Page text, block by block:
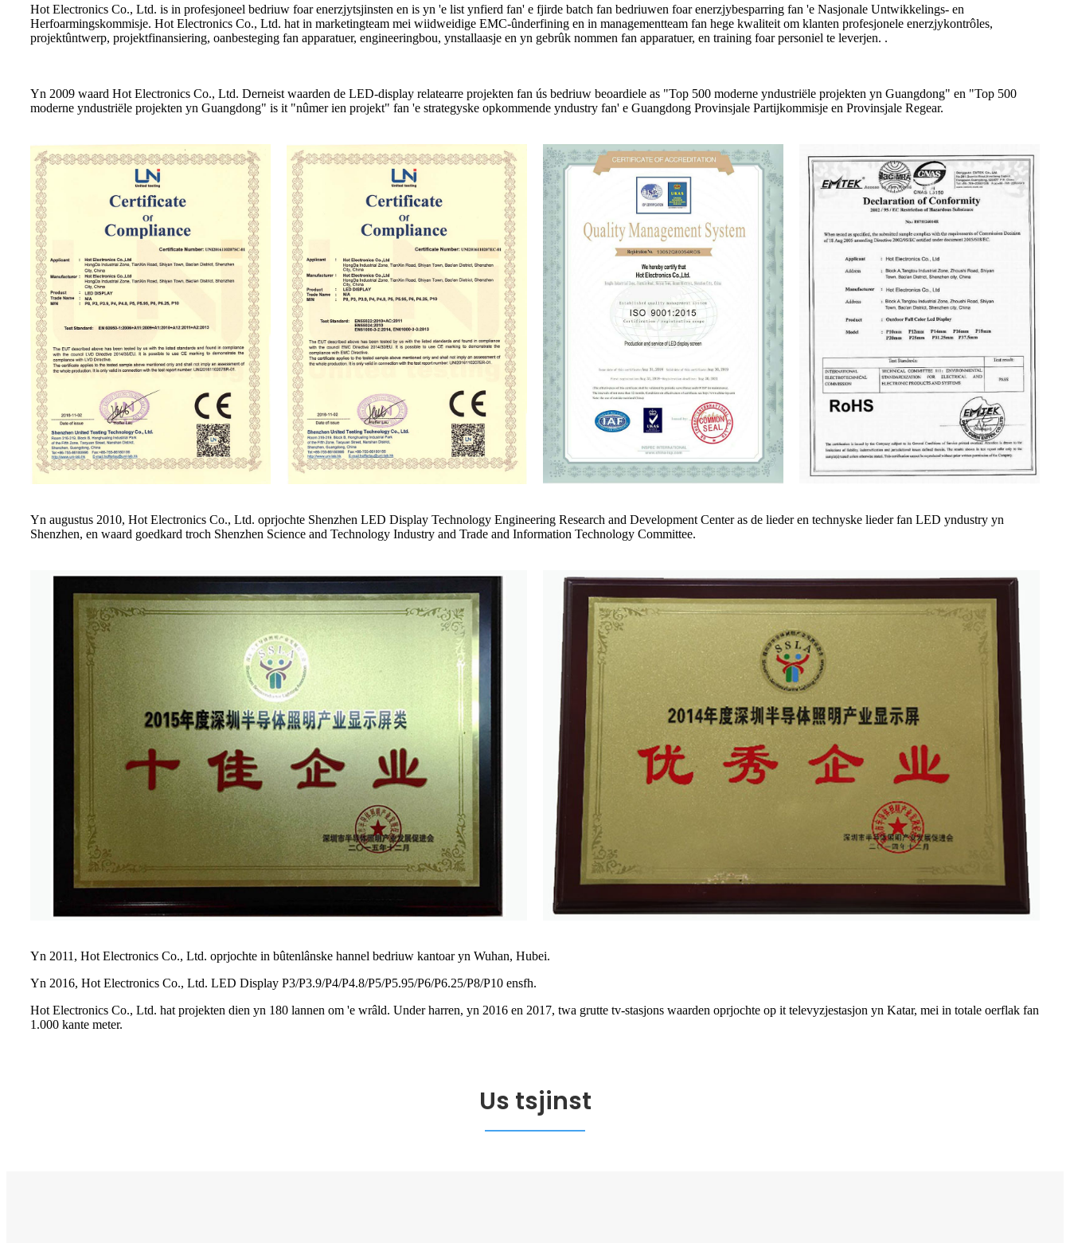
Hot Electronics Co., Ltd. is in profesjoneel bedriuw foar enerzjytsjinsten en is yn 'e list ynfierd fan' e fjirde batch fan bedriuwen foar enerzjybesparring fan 'e Nasjonale Untwikkelings- en
Herfoarmingskommisje. Hot Electronics Co., Ltd. hat in marketingteam mei wiidweidige EMC-ûnderfining en in managementteam fan hege kwaliteit om klanten profesjonele enerzjykontrôles,
projektûntwerp, projektfinansiering, oanbesteging fan apparatuer, engineeringbou, ynstallaasje en yn gebrûk nommen fan apparatuer, en training foar personiel te leverjen. .
Yn 2009 waard Hot Electronics Co., Ltd. Derneist waarden de LED-display relatearre projekten fan ús bedriuw beoardiele as "Top 500 moderne yndustriële projekten yn Guangdong" en "Top 500
moderne yndustriële projekten yn Guangdong" is it "nûmer ien projekt" fan 'e strategyske opkommende yndustry fan' e Guangdong Provinsjale Partijkommisje en Provinsjale Regear.
Yn augustus 2010, Hot Electronics Co., Ltd. oprjochte Shenzhen LED Display Technology Engineering Research and Development Center as de lieder en technyske lieder fan LED yndustry yn
Shenzhen, en waard goedkard troch Shenzhen Science and Technology Industry and Trade and Information Technology Committee.
Yn 2011, Hot Electronics Co., Ltd. oprjochte in bûtenlânske hannel bedriuw kantoar yn Wuhan, Hubei.
Yn 2016, Hot Electronics Co., Ltd. LED Display P3/P3.9/P4/P4.8/P5/P5.95/P6/P6.25/P8/P10 ensfh.
Hot Electronics Co., Ltd. hat projekten dien yn 180 lannen om 'e wrâld. Under harren, yn 2016 en 2017, twa grutte tv-stasjons waarden oprjochte op it televyzjestasjon yn Katar, mei in totale oerflak fan
1.000 kante meter.
Us tsjinst